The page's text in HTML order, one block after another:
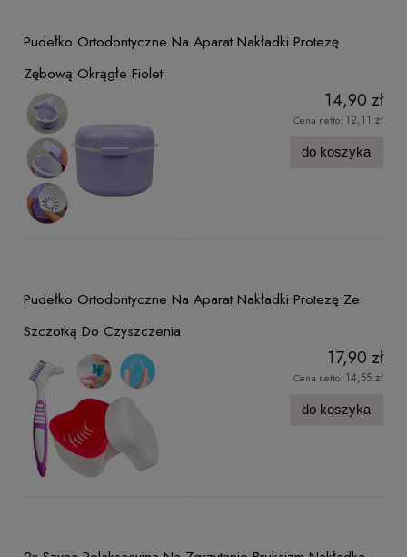
Pudełko Ortodontyczne Na Aparat Nakładki Protezę
Zębową Okrągłe Fiolet
14,90 zł
Cena netto: 12,11 zł
do koszyka
Pudełko Ortodontyczne Na Aparat Nakładki Protezę Ze
Szczotką Do Czyszczenia
17,90 zł
Cena netto: 14,55 zł
do koszyka